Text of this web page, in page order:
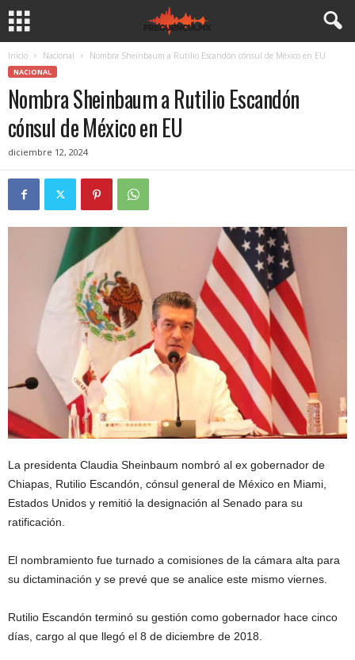
Inicio Nacional Nombra Sheinbaum a Rutilio Escandón cónsul de México en EU
NACIONAL
Nombra Sheinbaum a Rutilio Escandón
cónsul de México en EU
diciembre 12, 2024
La presidenta Claudia Sheinbaum nombró al ex gobernador de
Chiapas, Rutilio Escandón, cónsul general de México en Miami,
Estados Unidos y remitió la designación al Senado para su
ratificación.
El nombramiento fue turnado a comisiones de la cámara alta para
su dictaminación y se prevé que se analice este mismo viernes.
Rutilio Escandón terminó su gestión como gobernador hace cinco
días, cargo al que llegó el 8 de diciembre de 2018.